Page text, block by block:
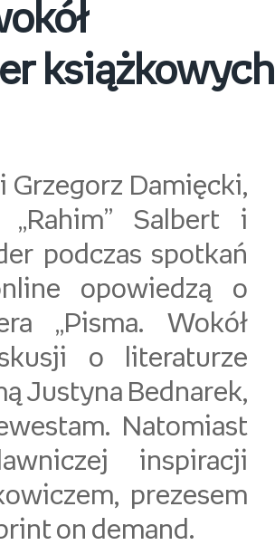
książkowych
Grzegorz Damięcki,
„Rahim” Salbert i
podczas spotkań
opowiedzą o
„Pisma. Wokół
o literaturze
Justyna Bednarek,
Natomiast
inspiracji
prezesem
on demand.